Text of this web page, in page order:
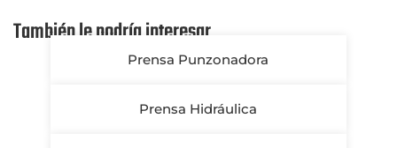
También le podría interesar
Prensa Punzonadora
Prensa Hidráulica